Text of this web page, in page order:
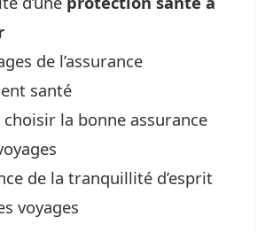
de l’assurance
santé
la bonne assurance
de la tranquillité d’esprit
voyages